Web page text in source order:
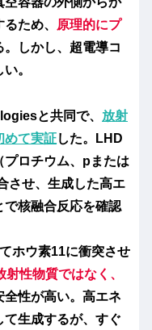
ため、
原理的にプ
。しかし、超電導コ
。
と共同で、 放射
めて実証した。LHD
プロチウム、pまたは
させ、生成した高エ
で核融合反応を確認
ホウ素11に衝突させ
性物質ではなく、
全性が高い。高エネ
生成するが、すぐ